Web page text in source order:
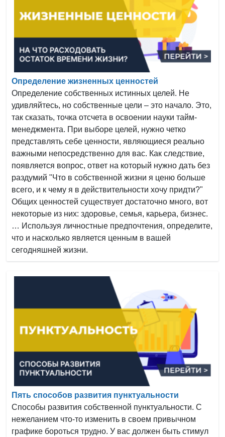
Определение жизненных ценностей
Определение собственных истинных целей. Не
удивляйтесь, но собственные цели – это начало. Это,
так сказать, точка отсчета в освоении науки тайм-
менеджмента. При выборе целей, нужно четко
представлять себе ценности, являющиеся реально
важными непосредственно для вас. Как следствие,
появляется вопрос, ответ на который нужно дать без
раздумий "Что в собственной жизни я ценю больше
всего, и к чему я в действительности хочу придти?"
Общих ценностей существует достаточно много, вот
некоторые из них: здоровье, семья, карьера, бизнес.
… Используя личностные предпочтения, определите,
что и насколько является ценным в вашей
сегодняшней жизни.
Пять способов развития пунктуальности
Способы развития собственной пунктуальности. С
нежеланием что-то изменить в своем привычном
графике бороться трудно. У вас должен быть стимул